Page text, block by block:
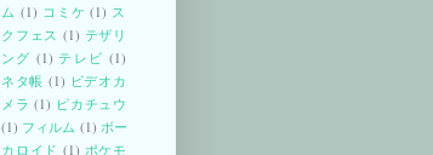
ム (1) コミケ (1) ス
クフェス (1) テザリ
ング (1) テレビ (1)
ネタ帳 (1) ビデオカ
メラ (1) ピカチュウ
(1) フィルム (1) ボー
カロイド (1) ポケモ